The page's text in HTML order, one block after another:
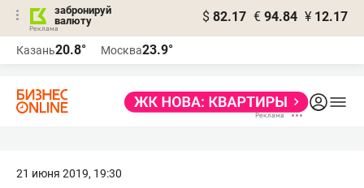
забронируй
валюту
$ 82.17 € 94.84 ¥ 12.17
Казань20.8° Москва23.9°
21 июня 2019, 19:30